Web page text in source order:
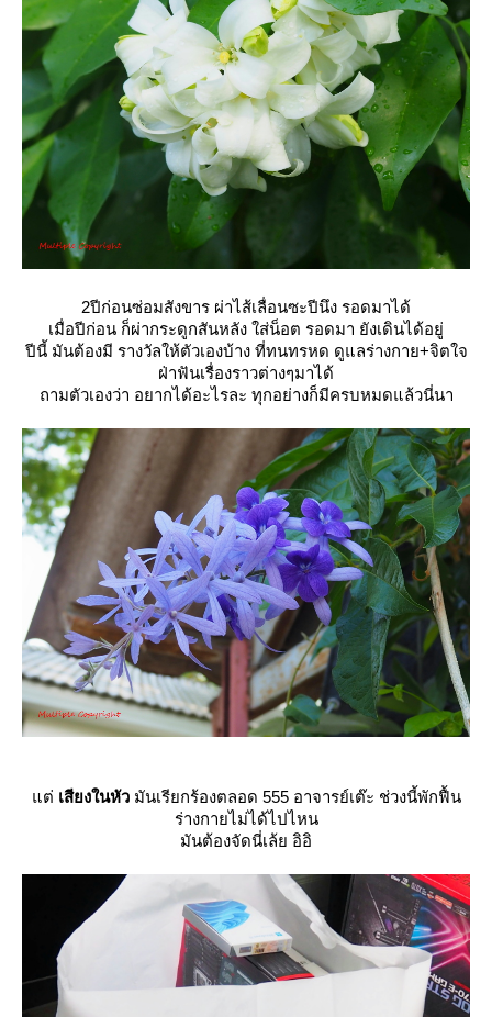
2ปีก่อนซ่อมสังขาร ผ่าไส้เลื่อนซะปีนึง รอดมาได้
เมื่อปีก่อน ก็ผ่ากระดูกสันหลัง ใส่น็อต รอดมา ยังเดินได้อยู่
ปีนี้ มันต้องมี รางวัลให้ตัวเองบ้าง ที่ทนทรหด ดูแลร่างกาย+จิตใจ
ฝ่าฟันเรื่องราวต่างๆมาได้
ถามตัวเองว่า อยากได้อะไรละ ทุกอย่างก็มีครบหมดแล้วนี่นา
ต่ เสียงในหัวมันเรียกร้องตลอด 555 อาจารย์เต๊ะ ช่วงนี้พักฟื้น
ร่างกายไม่ได้ไปไหน
มันต้องจัดนี่เล้ย อิอิ